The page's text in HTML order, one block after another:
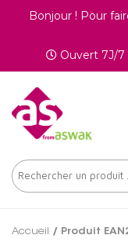
Bonjour ! Pour
Ouvert 7J/
Accueil / Produit